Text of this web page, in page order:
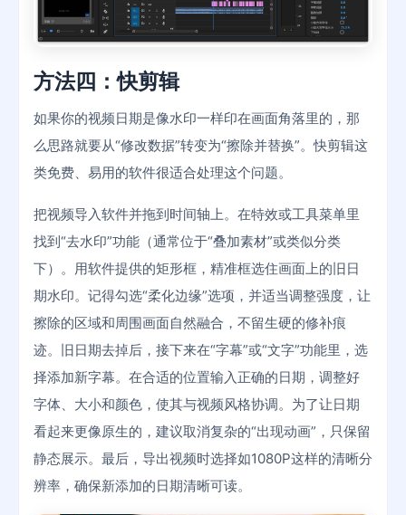
方法四：快剪辑
如果你的视频日期是像水印一样印在画面角落里的，那
么思路就要从“修改数据”转变为“擦除并替换”。快剪辑这
类免费、易用的软件很适合处理这个问题。
把视频导入软件并拖到时间轴上。在特效或工具菜单里
找到“去水印”功能（通常位于“叠加素材”或类似分类
下）。用软件提供的矩形框，精准框选住画面上的旧日
期水印。记得勾选“柔化边缘”选项，并适当调整强度，让
擦除的区域和周围画面自然融合，不留生硬的修补痕
迹。旧日期去掉后，接下来在“字幕”或“文字”功能里，选
择添加新字幕。在合适的位置输入正确的日期，调整好
字体、大小和颜色，使其与视频风格协调。为了让日期
看起来更像原生的，建议取消复杂的“出现动画”，只保留
静态展示。最后，导出视频时选择如1080P这样的清晰分
辨率，确保新添加的日期清晰可读。